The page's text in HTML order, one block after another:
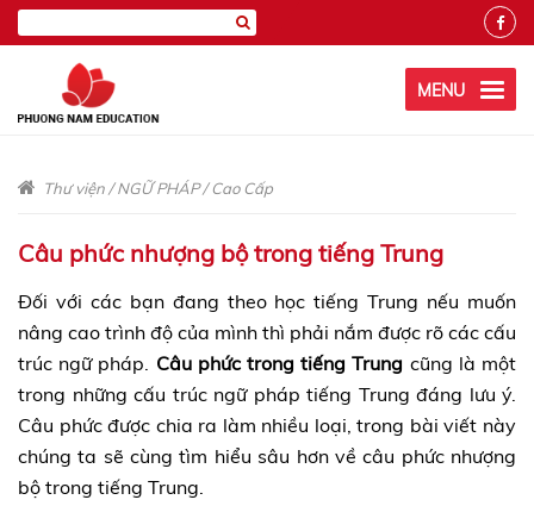
MENU
Thư viện/NGỮ PHÁP/Cao Cấp
Câu phức nhượng bộ trong tiếng Trung
Đối với các bạn đang theo học tiếng Trung nếu muốn
nâng cao trình độ của mình thì phải nắm được rõ các cấu
trúc ngữ pháp. Câu phức trong tiếng Trung cũng là một
trong những cấu trúc ngữ pháp tiếng Trung đáng lưu ý.
Câu phức được chia ra làm nhiều loại, trong bài viết này
chúng ta sẽ cùng tìm hiểu sâu hơn về câu phức nhượng
bộ trong tiếng Trung.